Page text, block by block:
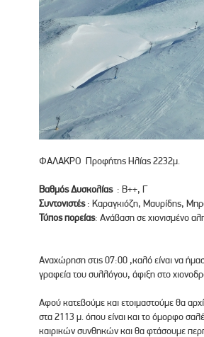
ΦΑΛΑΚΡΟ Προφήτης Ηλίας 2232μ.
Βαθμός Δυσκολίας: Β++, Γ
Συντονιστές: Καραγκιόζη, Μαυρίδης,
Τύπος πορείας: Ανάβαση σε χιονισμένο
Αναχώρηση στις 07:00 ,καλό είναι να
γραφεία του συλλόγου, άφιξη στο
Αφού κατεβούμε και ετοιμαστούμε θα
στα 2113 μ. όπου είναι και το όμορφο
καιρικών συνθηκών και θα φτάσουμε